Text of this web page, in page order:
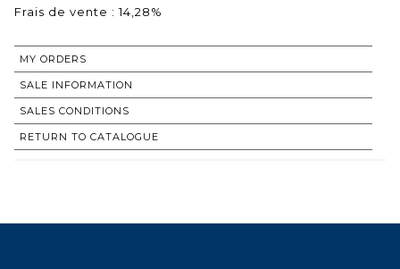
Frais de vente : 14,28%
MY ORDERS
SALE INFORMATION
SALES CONDITIONS
RETURN TO CATALOGUE